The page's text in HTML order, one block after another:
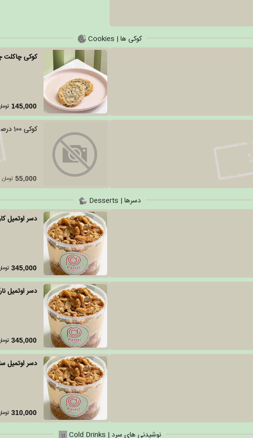
کوکی ها | Cookies
کوکی
145,000
کوکی 100 درصد رژیمی سین
55,000 تومان
دسرها | Desserts
دسر اوتمیل
345,000
دسر اوتمیل
345,000
دسر اوتمیل
310,000
نوشیدنی های سرد | Cold Drinks